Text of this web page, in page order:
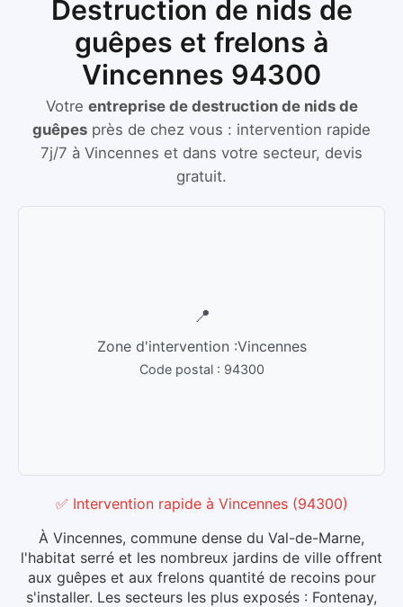
Destruction de nids de
guêpes et frelons à
Vincennes 94300
Votre entreprise de destruction de nids de
guêpes près de chez vous : intervention rapide
7j/7 à Vincennes et dans votre secteur, devis
gratuit.
📍
Zone d'intervention :Vincennes
Code postal : 94300
✅ Intervention rapide à Vincennes (94300)
À Vincennes, commune dense du Val-de-Marne,
l'habitat serré et les nombreux jardins de ville offrent
aux guêpes et aux frelons quantité de recoins pour
s'installer. Les secteurs les plus exposés : Fontenay,